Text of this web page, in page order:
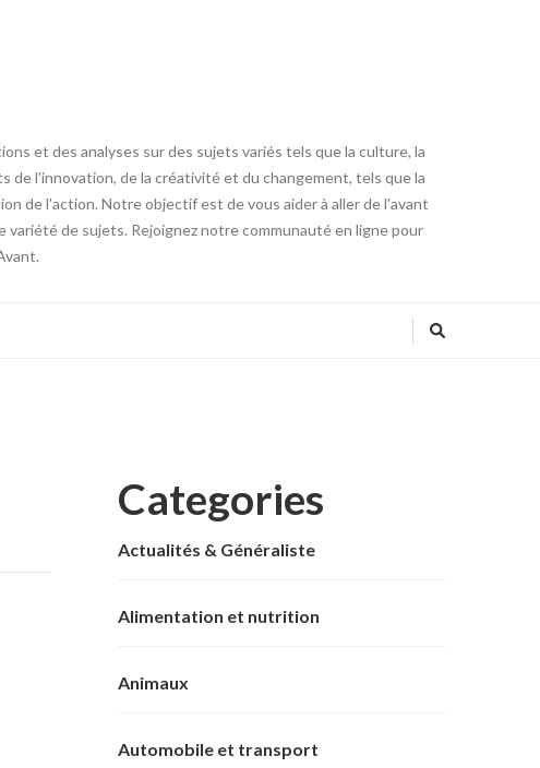
et des analyses sur des sujets variés tels que la culture, la
l'innovation, de la créativité et du changement, tels que la
de l'action. Notre objectif est de vous aider à aller de l'avant
de sujets. Rejoignez notre communauté en ligne pour
Categories
Actualités & Généraliste
Alimentation et nutrition
Animaux
Automobile et transport